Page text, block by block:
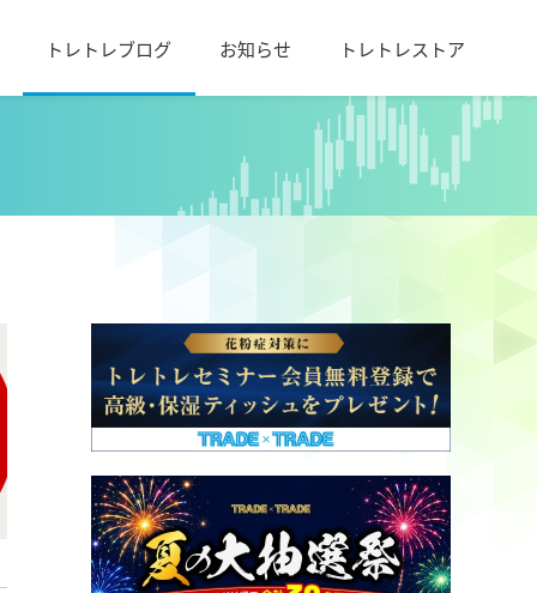
トレトレブログ お知らせ トレトレストア